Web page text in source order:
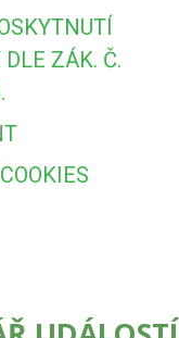
ZÁK. Č.